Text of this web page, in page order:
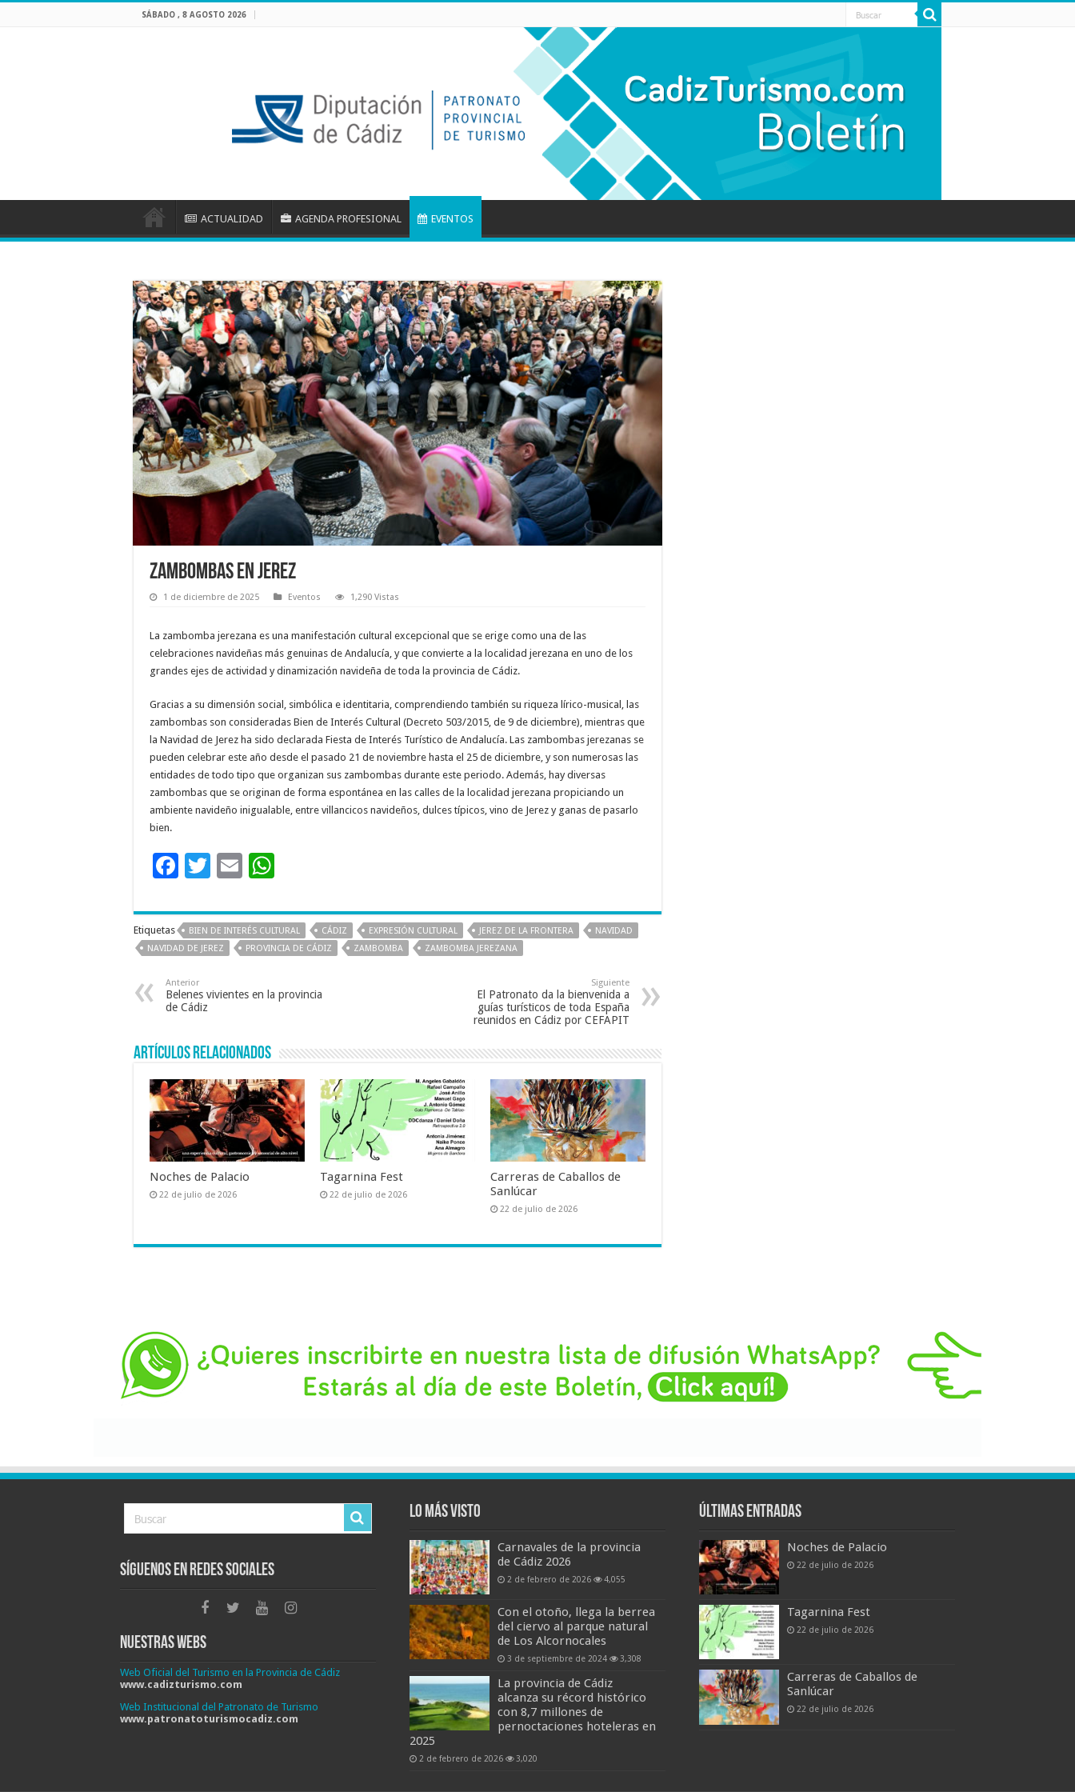
SÁBADO , 8 AGOSTO 2026
ACTUALIDAD AGENDA PROFESIONAL EVENTOS
Zambombas en Jerez
1 de diciembre de 2025 Eventos 1,290 Vistas
La zambomba jerezana es una manifestación cultural excepcional que se erige como una de las
celebraciones navideñas más genuinas de Andalucía, y que convierte a la localidad jerezana en uno de los
grandes ejes de actividad y dinamización navideña de toda la provincia de Cádiz.
Gracias a su dimensión social, simbólica e identitaria, comprendiendo también su riqueza lírico-musical, las
zambombas son consideradas Bien de Interés Cultural (Decreto 503/2015, de 9 de diciembre), mientras que
la Navidad de Jerez ha sido declarada Fiesta de Interés Turístico de Andalucía. Las zambombas jerezanas se
pueden celebrar este año desde el pasado 21 de noviembre hasta el 25 de diciembre, y son numerosas las
entidades de todo tipo que organizan sus zambombas durante este periodo. Además, hay diversas
zambombas que se originan de forma espontánea en las calles de la localidad jerezana propiciando un
ambiente navideño inigualable, entre villancicos navideños, dulces típicos, vino de Jerez y ganas de pasarlo
bien.
F
e
b
o
k
T
tt
er
E
ai
l
at
sA
p
Etiquetas BIEN DE INTERÉS CULTURAL CÁDIZ EXPRESIÓN CULTURAL JEREZ DE LA FRONTERA
NAVIDAD
NAVIDAD DE JEREZ
PROVINCIA DE CÁDIZ ZAMBOMBA ZAMBOMBA JEREZANA
Anterior
Belenes vivientes en la provincia
de Cádiz
Siguiente
El Patronato da la bienvenida a
guías turísticos de toda España
reunidos en Cádiz por CEFAPIT
Artículos relacionados
Noches de Palacio
22 de julio de 2026
Tagarnina Fest
22 de julio de 2026
Carreras de Caballos de
Sanlúcar
22 de julio de 2026
Síguenos en Redes Sociales
Nuestras Webs
Web Oficial del Turismo en la Provincia de Cádiz
www.cadizturismo.com
Web Institucional del Patronato de Turismo
www.patronatoturismocadiz.com
Lo más visto
Carnavales de la provincia
de Cádiz 2026
2 de febrero de 2026 4,055
Con el otoño, llega la berrea
del ciervo al parque natural
de Los Alcornocales
3 de septiembre de 2024 3,308
La provincia de Cádiz
alcanza su récord histórico
con 8,7 millones de
pernoctaciones hoteleras en
2025
2 de febrero de 2026 3,020
Últimas entradas
Noches de Palacio
22 de julio de 2026
Tagarnina Fest
22 de julio de 2026
Carreras de Caballos de
Sanlúcar
22 de julio de 2026